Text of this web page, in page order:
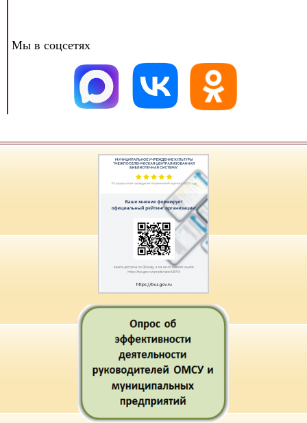
Мы в соцсетях